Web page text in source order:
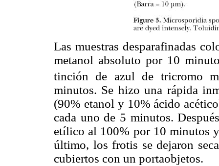
Las muestras desparafinadas
metanol absoluto por 10
tinción de azul de tricromo
minutos. Se hizo una rápida
(90% etanol y 10% ácido
cada uno de 5 minutos.
etílico al 100% por 10 minutos
último, los frotis se dejaron
cubiertos con un portaobjetos.